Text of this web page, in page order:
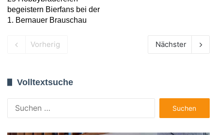
begeistern Bierfans bei der
1. Bernauer Brauschau
Vorherig Nächster
Volltextsuche
nach: